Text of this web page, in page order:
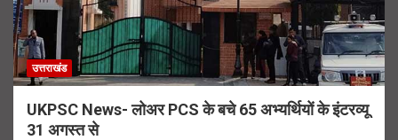
उत्तराखंड
UKPSC News- लोअर PCS के बचे 65 अभ्यर्थियों के इंटरव्यू
31 अगस्त से